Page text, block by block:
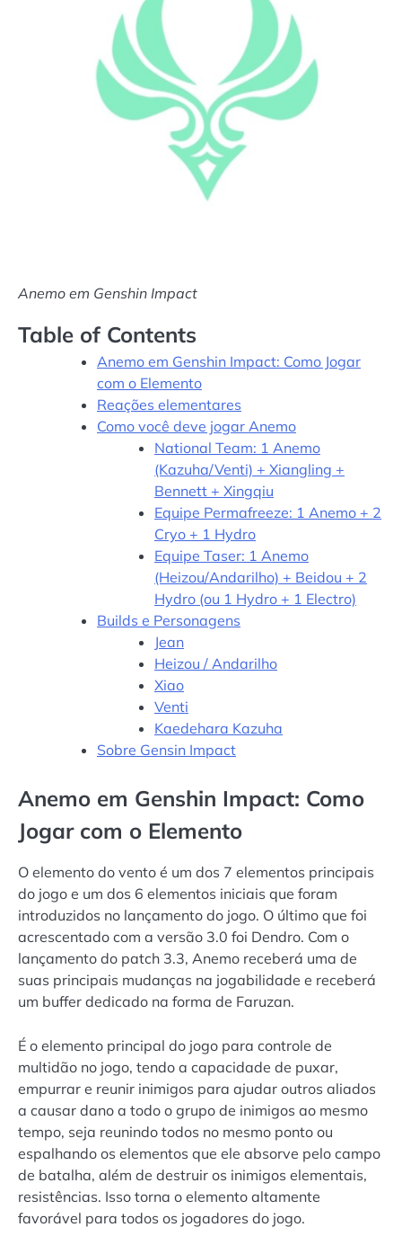
Anemo em Genshin Impact
Table of Contents
Anemo em Genshin Impact: Como Jogar
com o Elemento
Reações elementares
Como você deve jogar Anemo
National Team: 1 Anemo
(Kazuha/Venti) + Xiangling +
Bennett + Xingqiu
Equipe Permafreeze: 1 Anemo + 2
Cryo + 1 Hydro
Equipe Taser: 1 Anemo
(Heizou/Andarilho) + Beidou + 2
Hydro (ou 1 Hydro + 1 Electro)
Builds e Personagens
Jean
Heizou / Andarilho
Xiao
Venti
Kaedehara Kazuha
Sobre Gensin Impact
Anemo em Genshin Impact: Como
Jogar com o Elemento
O elemento do vento é um dos 7 elementos principais
do jogo e um dos 6 elementos iniciais que foram
introduzidos no lançamento do jogo. O último que foi
acrescentado com a versão 3.0 foi Dendro. Com o
lançamento do patch 3.3, Anemo receberá uma de
suas principais mudanças na jogabilidade e receberá
um buffer dedicado na forma de Faruzan.
É o elemento principal do jogo para controle de
multidão no jogo, tendo a capacidade de puxar,
empurrar e reunir inimigos para ajudar outros aliados
a causar dano a todo o grupo de inimigos ao mesmo
tempo, seja reunindo todos no mesmo ponto ou
espalhando os elementos que ele absorve pelo campo
de batalha, além de destruir os inimigos elementais,
resistências. Isso torna o elemento altamente
favorável para todos os jogadores do jogo.